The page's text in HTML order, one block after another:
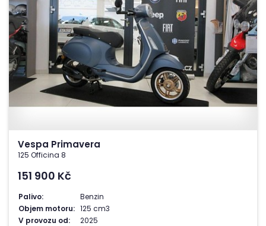
Vespa Primavera
125 Officina 8
151 900 Kč
Palivo:
Benzin
Objem motoru: 125 cm3
V provozu od:
2025